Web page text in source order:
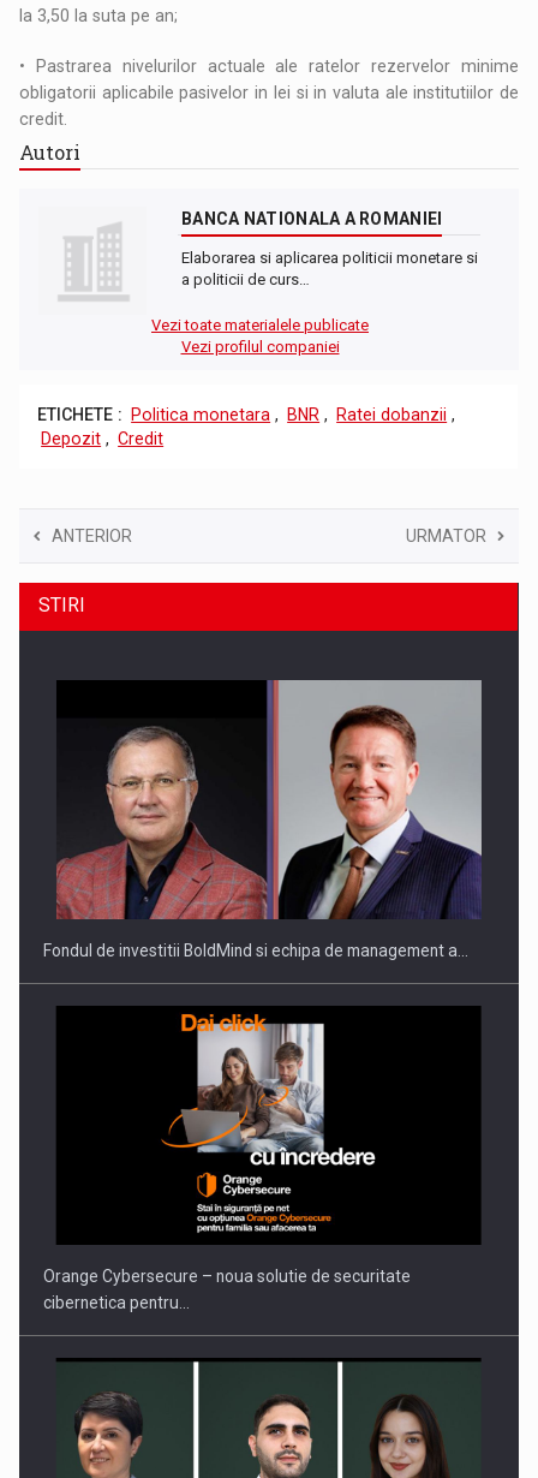
la 3,50 la suta pe an;
• Pastrarea nivelurilor actuale ale ratelor rezervelor minime
obligatorii aplicabile pasivelor in lei si in valuta ale institutiilor de
credit.
Autori
BANCA NATIONALA A ROMANIEI
Elaborarea si aplicarea politicii monetare si
a politicii de curs…
Vezi toate materialele publicate
Vezi profilul companiei
ETICHETE : Politica monetara , BNR , Ratei dobanzii ,
Depozit , Credit
ANTERIOR URMATOR
STIRI
Fondul de investitii BoldMind si echipa de management a…
Orange Cybersecure – noua solutie de securitate
cibernetica pentru…